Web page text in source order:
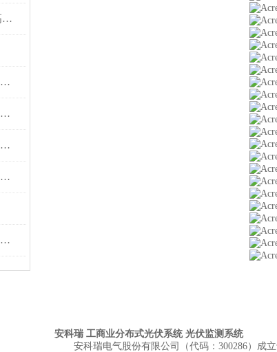
光储充系统创新换代中|如何提高新能源发电效率
能耗远程在线监测系统在工业节能中的应用
光储充系统能够为特定的场景提供稳定的电力支持
光储充系统的价值主要体现在三个层面
光储充系统的这些知识值得我们学习
光伏运维系统如何提高太阳能发电效率？
安科瑞 工商业分布式光伏系统 光伏监测系统
安科瑞电气股份有限公司（代码：300286）成